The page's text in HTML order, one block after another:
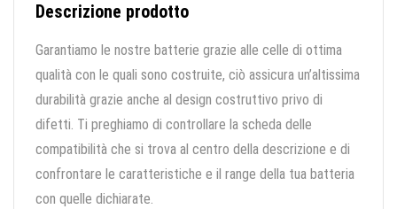
Descrizione prodotto
Garantiamo le nostre batterie grazie alle celle di ottima
qualità con le quali sono costruite, ciò assicura un’altissima
durabilità grazie anche al design costruttivo privo di
difetti. Ti preghiamo di controllare la scheda delle
compatibilità che si trova al centro della descrizione e di
confrontare le caratteristiche e il range della tua batteria
con quelle dichiarate.